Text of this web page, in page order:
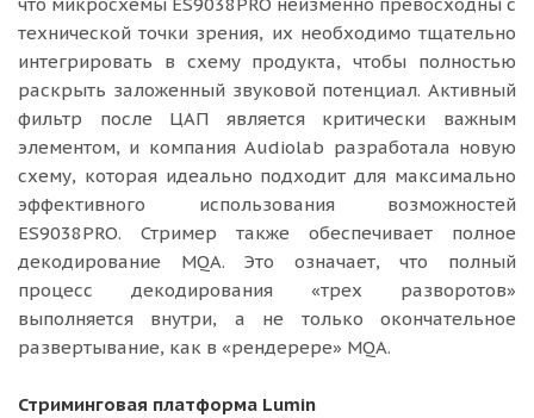
технической точки зрения, их необходимо тщательно
интегрировать в схему продукта, чтобы полностью
раскрыть заложенный звуковой потенциал. Активный
фильтр после ЦАП является критически важным
элементом, и компания Audiolab разработала новую
схему, которая идеально подходит для максимально
эффективного использования возможностей
ES9038PRO. Стример также обеспечивает полное
декодирование MQA. Это означает, что полный
процесс декодирования «трех разворотов»
выполняется внутри, а не только окончательное
развертывание, как в «рендерере» MQA.
Стриминговая платформа Lumin